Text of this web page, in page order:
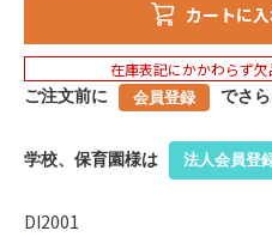
カートに
在庫表記にかかわらず
ご注文前に 会員登録 でさ
学校、保育園様は 法人会員登
DI2001